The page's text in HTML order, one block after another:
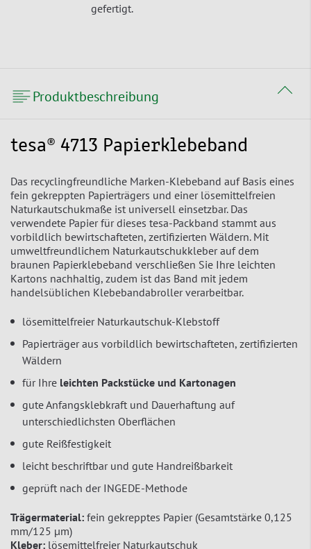
gefertigt.
Produktbeschreibung
tesa® 4713 Papierklebeband
Das recyclingfreundliche Marken-Klebeband auf Basis eines
fein gekreppten Papierträgers und einer lösemittelfreien
Naturkautschukmaße ist universell einsetzbar. Das
verwendete Papier für dieses tesa-Packband stammt aus
vorbildlich bewirtschafteten, zertifizierten Wäldern. Mit
umweltfreundlichem Naturkautschukkleber auf dem
braunen Papierklebeband verschließen Sie Ihre leichten
Kartons nachhaltig, zudem ist das Band mit jedem
handelsüblichen Klebebandabroller verarbeitbar.
lösemittelfreier Naturkautschuk-Klebstoff
Papierträger aus vorbildlich bewirtschafteten, zertifizierten
Wäldern
für Ihre leichten Packstücke und Kartonagen
gute Anfangsklebkraft und Dauerhaftung auf
unterschiedlichsten Oberflächen
gute Reißfestigkeit
leicht beschriftbar und gute Handreißbarkeit
geprüft nach der INGEDE-Methode
Trägermaterial: fein gekrepptes Papier (Gesamtstärke 0,125
mm/125 µm)
Kleber: lösemittelfreier Naturkautschuk